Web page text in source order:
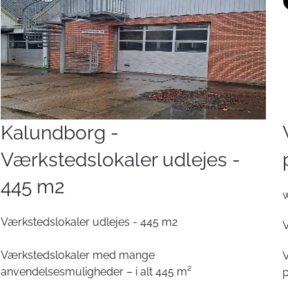
Kalundborg -
Værkstedslokaler udlejes -
445 m2
Værkstedslokaler udlejes - 445 m2
Værkstedslokaler med mange
anvendelsesmuligheder – i alt 445 m²